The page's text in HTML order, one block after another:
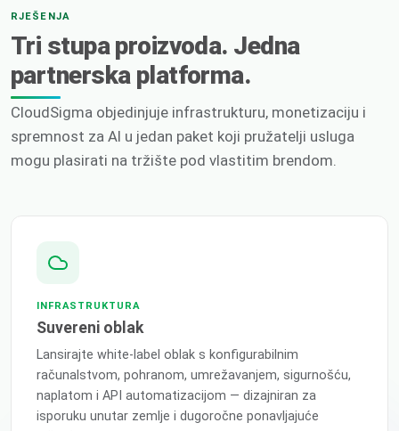
RJEŠENJA
Tri stupa proizvoda. Jedna
partnerska platforma.
CloudSigma objedinjuje infrastrukturu, monetizaciju i
spremnost za AI u jedan paket koji pružatelji usluga
mogu plasirati na tržište pod vlastitim brendom.
INFRASTRUKTURA
Suvereni oblak
Lansirajte white-label oblak s konfigurabilnim
računalstvom, pohranom, umrežavanjem, sigurnošću,
naplatom i API automatizacijom — dizajniran za
isporuku unutar zemlje i dugoročne ponavljajuće